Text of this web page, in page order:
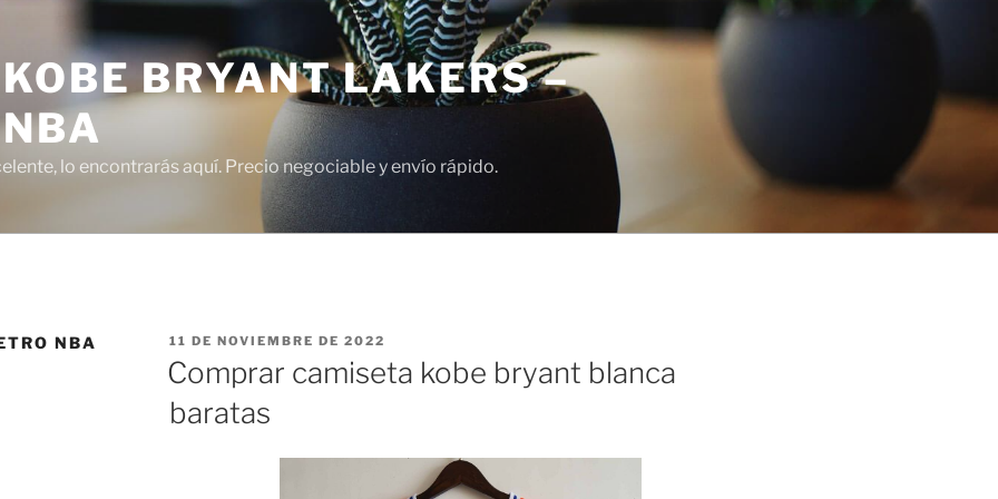
BRYANT LAKERS –
lo encontrarás aquí. Precio negociable y envío rápido.
NBA
PUBLICADO
EL
11 DE NOVIEMBRE DE 2022
Comprar camiseta kobe bryant blanca
baratas